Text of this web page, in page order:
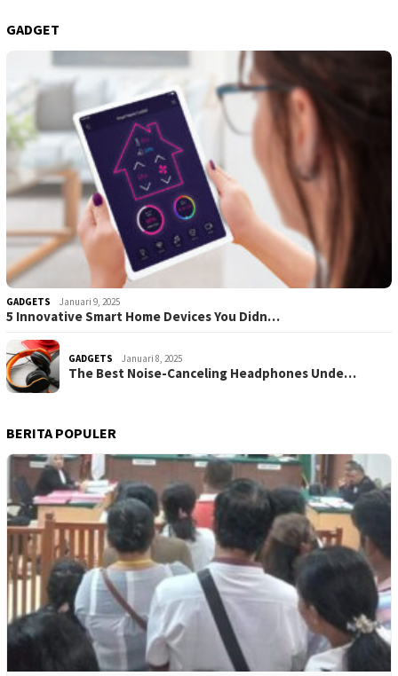
GADGET
GADGETS Januari 9, 2025
5 Innovative Smart Home Devices You Didn…
GADGETS Januari 8, 2025
The Best Noise-Canceling Headphones Unde…
BERITA POPULER